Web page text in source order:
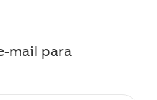
mail para